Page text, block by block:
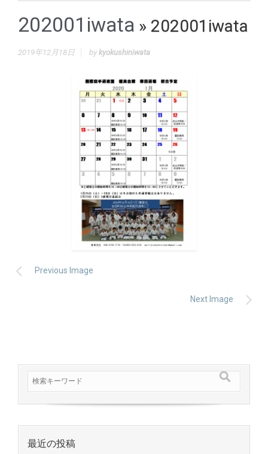
202001iwata » 202001iwata
2019年12月18日 by kyokushiniwata
Previous Image
Next Image
最近の投稿